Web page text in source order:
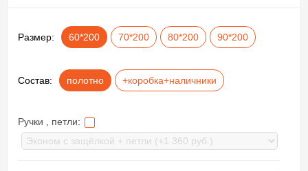
Размер: 60*200 70*200 80*200 90*200
Состав: полотно +коробка+наличники
Ручки , петли: